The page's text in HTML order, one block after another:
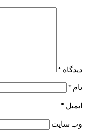
دیدگاه *
نام *
ایمیل *
وب‌ سایت